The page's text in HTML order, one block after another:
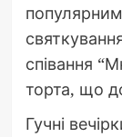
співання
торта, що
Гучні